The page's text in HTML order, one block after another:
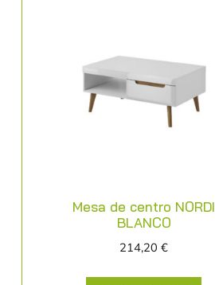
Mesa de centro NORDI
BLANCO
214,20€